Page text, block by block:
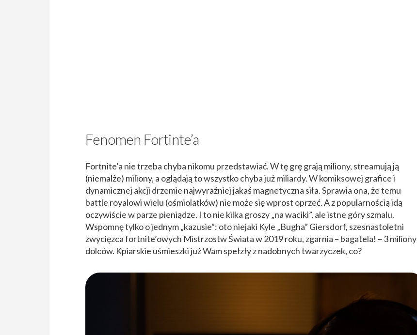
Fenomen Fortinte’a
Fortnite’a nie trzeba chyba nikomu przedstawiać. W tę grę grają miliony, streamują ją
(niemalże) miliony, a oglądają to wszystko chyba już miliardy. W komiksowej grafice i
dynamicznej akcji drzemie najwyraźniej jakaś magnetyczna siła. Sprawia ona, że temu
battle royalowi wielu (ośmiolatków) nie może się wprost oprzeć. A z popularnością idą
oczywiście w parze pieniądze. I to nie kilka groszy „na waciki”, ale istne góry szmalu.
Wspomnę tylko o jednym „kazusie”: oto niejaki Kyle „Bugha” Giersdorf, szesnastoletni
zwycięzca fortnite’owych Mistrzostw Świata w 2019 roku, zgarnia – bagatela! – 3 miliony
dolców. Kpiarskie uśmieszki już Wam spełzły z nadobnych twarzyczek, co?